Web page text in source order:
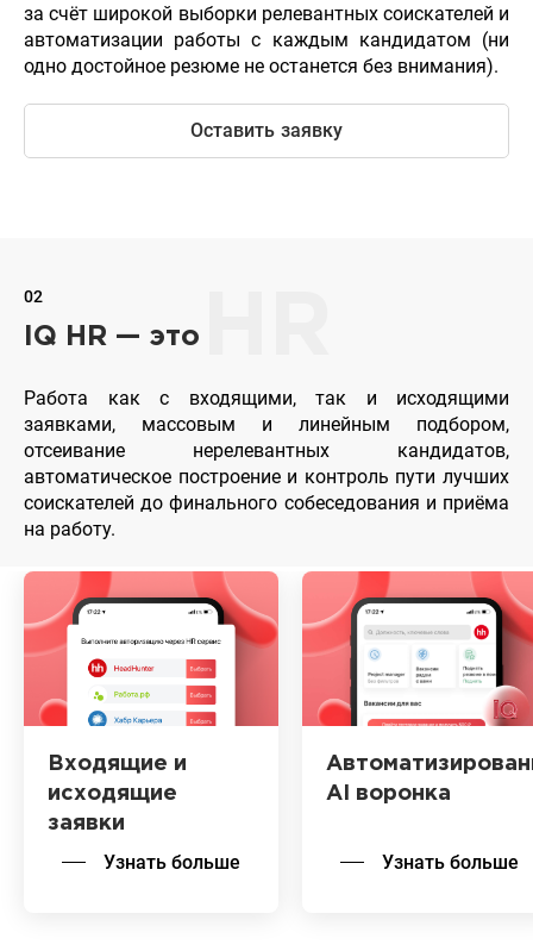
за счёт широкой выборки релевантных соискателей и
автоматизации работы с каждым кандидатом (ни
одно достойное резюме не останется без внимания).
Оставить заявку
02
IQ HR — это
Работа как с входящими, так и исходящими
заявками, массовым и линейным подбором,
отсеивание нерелевантных кандидатов,
автоматическое построение и контроль пути лучших
соискателей до финального собеседования и приёма
на работу.
Входящие и
исходящие
заявки
Узнать больше
AI воронка
Узнать больше